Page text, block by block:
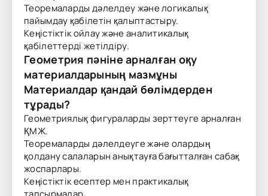
Теоремаларды дәлелдеу және логикалық
пайымдау қабілетін қалыптастыру.
Кеңістіктік ойлау және аналитикалық
қабілеттерді жетілдіру.
Геометрия пәніне арналған оқу
материалдарының мазмұны
Материалдар қандай бөлімдерден
тұрады?
Геометриялық фигураларды зерттеуге арналған
ҚМЖ.
Теоремаларды дәлелдеуге және олардың
қолдану салаларын анықтауға бағытталған сабақ
жоспарлары.
Кеңістіктік есептер мен практикалық